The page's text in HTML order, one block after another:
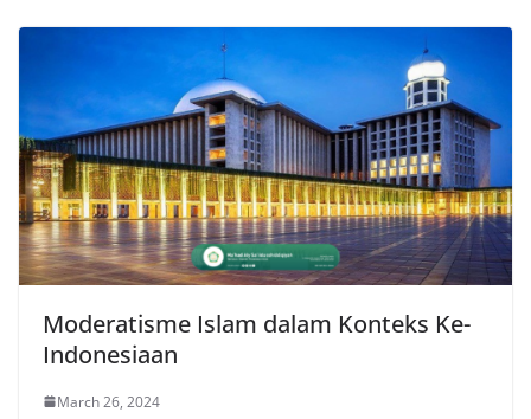
Moderatisme Islam dalam Konteks Ke-
Indonesiaan
March 26, 2024